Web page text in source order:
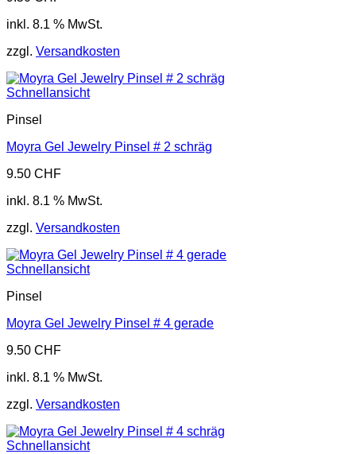
inkl. 8.1 % MwSt.
zzgl. Versandkosten
Schnellansicht
Pinsel
Moyra Gel Jewelry Pinsel # 2 schräg
9.50 CHF
inkl. 8.1 % MwSt.
zzgl. Versandkosten
Schnellansicht
Pinsel
Moyra Gel Jewelry Pinsel # 4 gerade
9.50 CHF
inkl. 8.1 % MwSt.
zzgl. Versandkosten
Schnellansicht